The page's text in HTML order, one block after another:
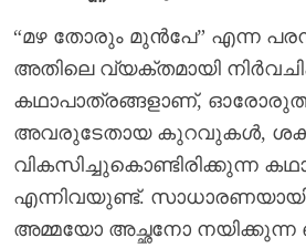
“മഴ തോരും മുൻപേ” എന്ന
അതിലെ വ്യക്തമായി
കഥാപാത്രങ്ങളാണ്,
അവരുടേതായ കുറവുകൾ,
വികസിച്ചുകൊണ്ടിരിക്കുന്ന
എന്നിവയുണ്ട്.
അമ്മയോ അച്ഛനോ നയിക്കുന്ന